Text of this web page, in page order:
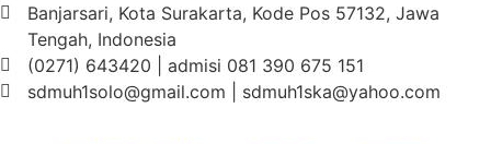
Banjarsari, Kota Surakarta, Kode Pos 57132, Jawa
Tengah, Indonesia
(0271) 643420 | admisi 081 390 675 151
sdmuh1solo@gmail.com | sdmuh1ska@yahoo.com